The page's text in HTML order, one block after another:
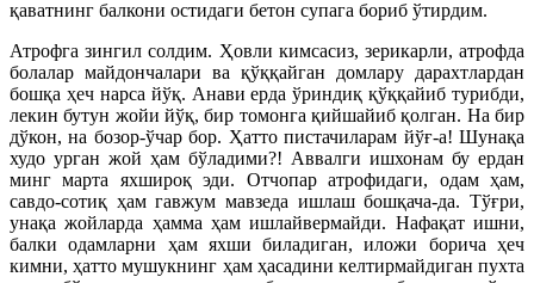
қаватнинг балкони остидаги бетон супага бориб ўтирдим.
Атрофга зингил солдим. Ҳовли кимсасиз, зерикарли, атрофда
болалар майдончалари ва қўққайган домлару дарахтлардан
бошқа ҳеч нарса йўқ. Анави ерда ўриндиқ қўққайиб турибди,
лекин бутун жойи йўқ, бир томонга қийшайиб қолган. На бир
дўкон, на бозор-ўчар бор. Ҳатто пистачиларам йўғ-а! Шунақа
худо урган жой ҳам бўладими?! Аввалги ишхонам бу ердан
минг марта яхшироқ эди. Отчопар атрофидаги, одам ҳам,
савдо-сотиқ ҳам гавжум мавзеда ишлаш бошқача-да. Тўғри,
унақа жойларда ҳамма ҳам ишлайвермайди. Нафақат ишни,
балки одамларни ҳам яхши биладиган, иложи борича ҳеч
кимни, ҳатто мушукнинг ҳам ҳасадини келтирмайдиган пухта